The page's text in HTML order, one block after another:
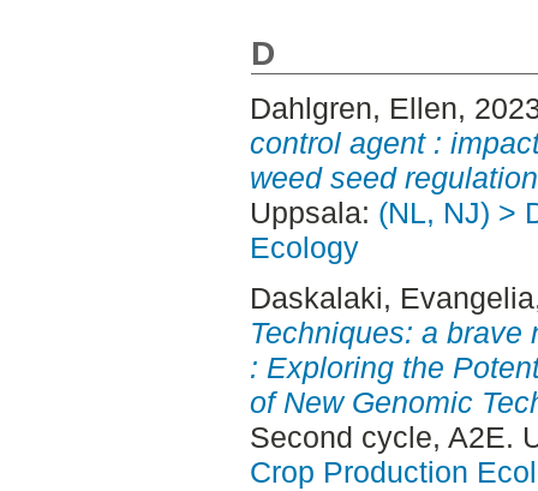
D
Dahlgren, Ellen,
control agent :
weed seed
Uppsala: (NL, NJ) >
Ecology
Daskalaki, Evangelia
Techniques: a brave
: Exploring the
of New Genomic
Second cycle, A2E.
Crop Production